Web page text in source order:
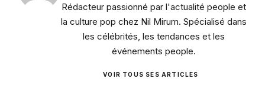
Rédacteur passionné par l'actualité people et
la culture pop chez Nil Mirum. Spécialisé dans
les célébrités, les tendances et les
événements people.
VOIR TOUS SES ARTICLES